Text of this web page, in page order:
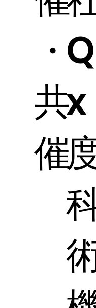
・
共
催
x